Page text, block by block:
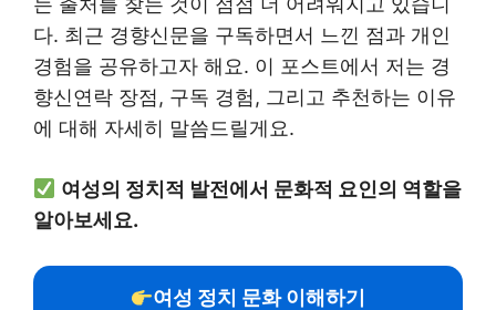
다. 최근 경향신문을 구독하면서 느낀 점과 개인
경험을 공유하고자 해요. 이 포스트에서 저는 경
향신연락 장점, 구독 경험, 그리고 추천하는 이유
에 대해 자세히 말씀드릴게요.
여성의 정치적 발전에서 문화적 요인의 역할을
알아보세요.
여성 정치 문화 이해하기